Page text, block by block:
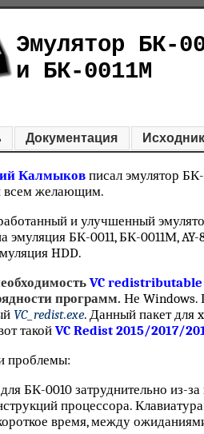
Эмулятор БК-
и БК-0011М
Документация
Калмыков писал эмулятор
всем желающим.
и улучшенный
эмуляция БК-0011, БК-0011М,
HDD.
VC
программ. Не Windows.
VC_redist.exe. Данный пакет для
такойVC Redist 2015/2017/
проблемы:
БК-0010 затруднительно из-
процессора.
время, между